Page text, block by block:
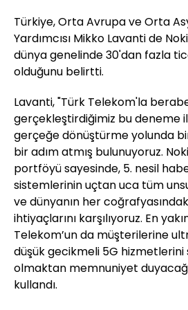
Türkiye, Orta Avrupa ve Orta
Yardımcısı Mikko Lavanti de
dünya genelinde 30'dan fazla
olduğunu belirtti.
Lavanti, "Türk Telekom'la
gerçekleştirdiğimiz bu deneme
gerçeğe dönüştürme yolunda
bir adım atmış bulunuyoruz.
portföyü sayesinde, 5. nesil
sistemlerinin uçtan uca tüm
ve dünyanın her
ihtiyaçlarını karşılıyoruz. En
Telekom’un da müşterilerine
düşük gecikmeli 5G hizmetlerini
olmaktan memnuniyet
kullandı.